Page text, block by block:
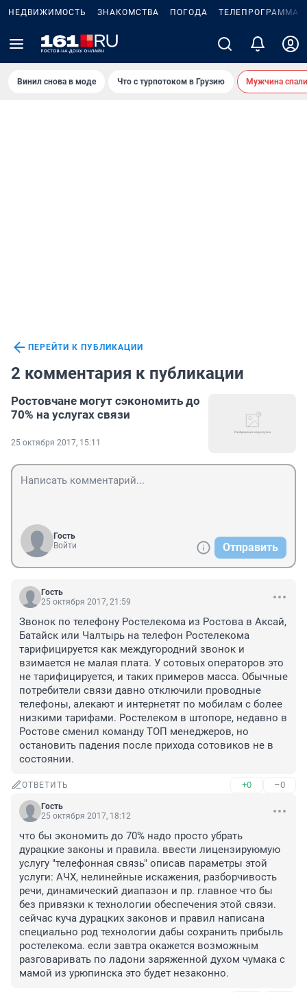
НЕДВИЖИМОСТЬ ЗНАКОМСТВА ПОГОДА ТЕЛЕПРОГРАММА
Винил снова в моде Что с турпотоком в Грузию Мужчина
ПЕРЕЙТИ К ПУБЛИКАЦИИ
2 комментария к публикации
Ростовчане могут сэкономить до
70% на услугах связи
25 октября 2017, 15:11
Гость
Войти
Отправить
Гость
25 октября 2017, 21:59
Звонок по телефону Ростелекома из Ростова в Аксай,
Батайск или Чалтырь на телефон Ростелекома
тарифицируется как междугородний звонок и
взимается не малая плата. У сотовых операторов это
не тарифицируется, и таких примеров масса. Обычные
потребители связи давно отключили проводные
телефоны, алекают и интернетят по мобилам с более
низкими тарифами. Ростелеком в штопоре, недавно в
Ростове сменил команду ТОП менеджеров, но
остановить падения после прихода сотовиков не в
состоянии.
ОТВЕТИТЬ +0 –0
Гость
25 октября 2017, 18:12
что бы экономить до 70% надо просто убрать
дурацкие законы и правила. ввести лицензируюмую
услугу "телефонная связь" описав параметры этой
услуги: АЧХ, нелинейные искажения, разборчивость
речи, динамический диапазон и пр. главное что бы
без привязки к технологии обеспечения этой связи.
сейчас куча дурацких законов и правил написана
специально род технологии дабы сохранить прибыль
ростелекома. если завтра окажется возможным
разговаривать по ладони заряженной духом чумака с
мамой из урюпинска это будет незаконно.